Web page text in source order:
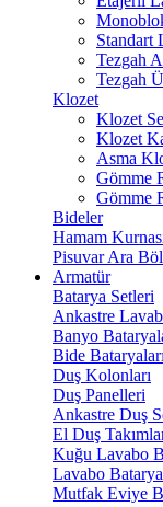
Standart
Tezgah
Tezgah
Klozet
Klozet
Klozet
Asma
Gömme
Gömme
Bideler
Hamam
Pisuvar Ara
Armatür
Batarya Setleri
Ankastre
Banyo
Bide Bataryaları
Duş Kolonları
Duş Panelleri
Ankastre Duş
El Duş
Kuğu Lavabo
Lavabo
Mutfak Eviye